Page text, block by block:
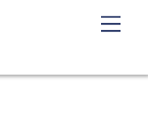
M
e